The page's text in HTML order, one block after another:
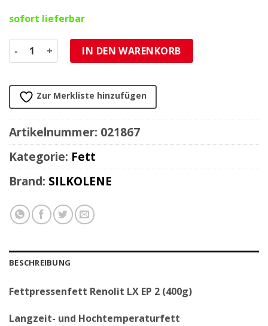
sofort lieferbar
Fett Silkolene Renolit LX EP2 Lithiumfett für Fettpresse
IN DEN WARENKORB
Zur Merkliste hinzufügen
Artikelnummer: 021867
Kategorie: Fett
Brand: SILKOLENE
BESCHREIBUNG
Fettpressenfett Renolit LX EP 2 (400g)
Langzeit- und Hochtemperaturfett